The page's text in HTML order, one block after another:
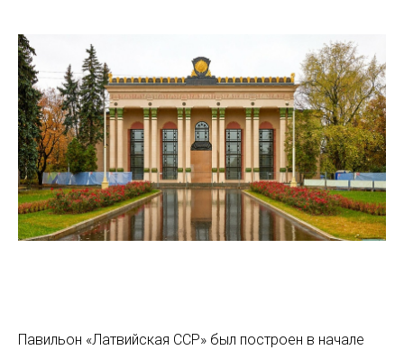
Павильон «Латвийская ССР» был построен в начале